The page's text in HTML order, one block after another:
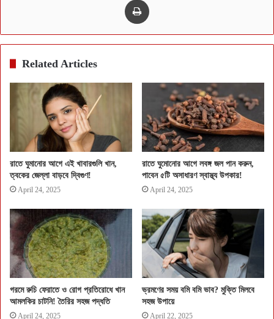
Related Articles
রাতে ঘুমানোর আগে এই খাবারগুলি খান,
ত্বকের জেল্লা বাড়বে দ্বিগুণ!
April 24, 2025
রাতে ঘুমোনোর আগে লবঙ্গ জল পান করুন,
পাবেন ৫টি অসাধারণ স্বাস্থ্য উপকার!
April 24, 2025
গরমে রুচি ফেরাতে ও রোগ প্রতিরোধে খান
আমলকির চাটনি! তৈরির সহজ পদ্ধতি
April 24, 2025
ভ্রমণের সময় বমি বমি ভাব? মুক্তি মিলবে
সহজ উপায়ে
April 22, 2025